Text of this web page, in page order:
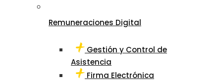
Remuneraciones Digital
Gestión y Control de
Asistencia
Firma Electrónica